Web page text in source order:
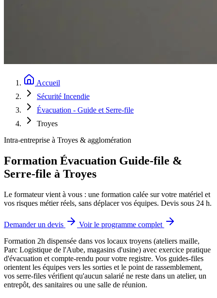
Accueil
Sécurité Incendie
Évacuation - Guide et Serre-file
Troyes
Intra-entreprise à Troyes & agglomération
Formation Évacuation Guide-file &
Serre-file à Troyes
Le formateur vient à vous : une formation calée sur votre matériel et
vos risques métier réels, sans déplacer vos équipes. Devis sous 24 h.
Demander un devis
Voir le programme complet
Formation 2h dispensée dans vos locaux troyens (ateliers maille,
Parc Logistique de l'Aube, magasins d'usine) avec exercice pratique
d'évacuation et compte-rendu pour votre registre. Vos guides-files
orientent les équipes vers les sorties et le point de rassemblement,
vos serre-files vérifient qu'aucun salarié ne reste dans un atelier, un
entrepôt, des sanitaires ou une salle de réunion.